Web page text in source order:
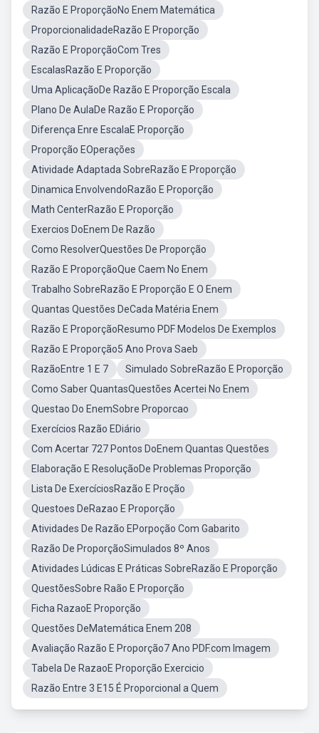
Razão E ProporçãoNo Enem Matemática
ProporcionalidadeRazão E Proporção
Razão E ProporçãoCom Tres
EscalasRazão E Proporção
Uma AplicaçãoDe Razão E Proporção Escala
Plano De AulaDe Razão E Proporção
Diferença Enre EscalaE Proporção
Proporção EOperações
Atividade Adaptada SobreRazão E Proporção
Dinamica EnvolvendoRazão E Proporção
Math CenterRazão E Proporção
Exercios DoEnem De Razão
Como ResolverQuestões De Proporção
Razão E ProporçãoQue Caem No Enem
Trabalho SobreRazão E Proporção E O Enem
Quantas Questões DeCada Matéria Enem
Razão E ProporçãoResumo PDF Modelos De Exemplos
Razão E Proporção5 Ano Prova Saeb
RazãoEntre 1 E 7
Simulado SobreRazão E Proporção
Como Saber QuantasQuestões Acertei No Enem
Questao Do EnemSobre Proporcao
Exercícios Razão EDiário
Com Acertar 727 Pontos DoEnem Quantas Questões
Elaboração E ResoluçãoDe Problemas Proporção
Lista De ExercíciosRazão E Proção
Questoes DeRazao E Proporção
Atividades De Razão EPorpoção Com Gabarito
Razão De ProporçãoSimulados 8º Anos
Atividades Lúdicas E Práticas SobreRazão E Proporção
QuestõesSobre Raão E Proporção
Ficha RazaoE Proporção
Questões DeMatemática Enem 208
Avaliação Razão E Proporção7 Ano PDF.com Imagem
Tabela De RazaoE Proporção Exercicio
Razão Entre 3 E15 É Proporcional a Quem